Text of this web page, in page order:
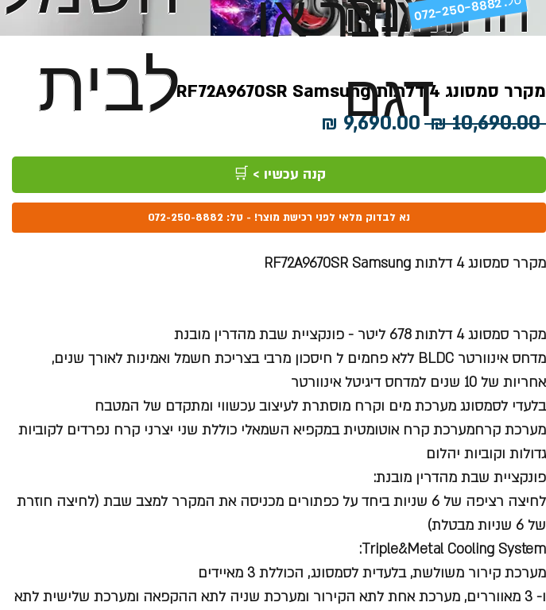
לבית
מוצר או
דגם
לבית
מקרר סמסונג 4 דלתות RF72A9670SR Samsung
‏10,690.00 ‏₪
מחיר
רגיל
מבצע
קנה עכשיו > 🛒
נא לבדוק מלאי לפני רכישת מוצר! - טל: 072-250-8882
מקרר סמסונג 4 דלתות RF72A9670SR Samsung
מקרר סמסונג 4 דלתות 678 ליטר -
פונקציית שבת מהדרין מובנת
מדחס אינוורטר BLDC ללא פחמים ל חיסכון מרבי בצריכת חשמל ואמינות לאורך שנים,
אחריות של 10 שנים למדחס דיגיטל אינוורטר
בלעדי לסמסונג מערכת מים וקרח מוסתרת לעיצוב עכשווי ומתקדם של המטבח
מערכת קרחמערכת קרח אוטומטית במקפיא השמאלי כוללת שני יצרני קרח נפרדים לקוביות
גדולות וקוביות יהלום
פונקציית שבת מהדרין מובנת:
לחיצה רציפה של 6 שניות ביחד על כפתורים מכניסה את המקרר למצב שבת (לחיצה חוזרת
של 6 שניות מבטלת)
Triple&Metal Cooling System:
מערכת קירור משולשת, בלעדית לסמסונג, הכוללת 3 מאיידים
ו- 3 מאווררים, מערכת אחת לתא הקירור ומערכת שניה לתא ההקפאה ומערכת שלישית לתא
072-250-8882 .